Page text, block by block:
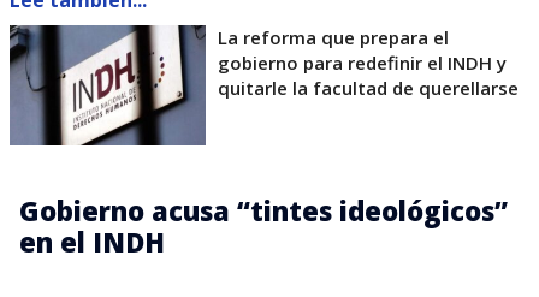
La reforma que prepara el
gobierno para redefinir el INDH y
quitarle la facultad de querellarse
Gobierno acusa “tintes ideológicos”
en el INDH